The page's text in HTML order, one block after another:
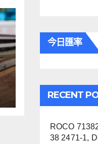
今日匯率
RECENT
ROCO
38 2471-1,